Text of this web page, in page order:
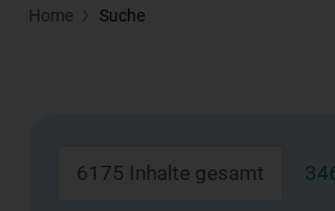
Home Suche
6175 Inhalte gesamt